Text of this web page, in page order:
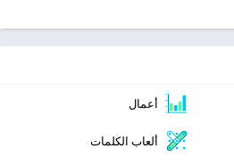
أعمال
ألعاب الكلمات